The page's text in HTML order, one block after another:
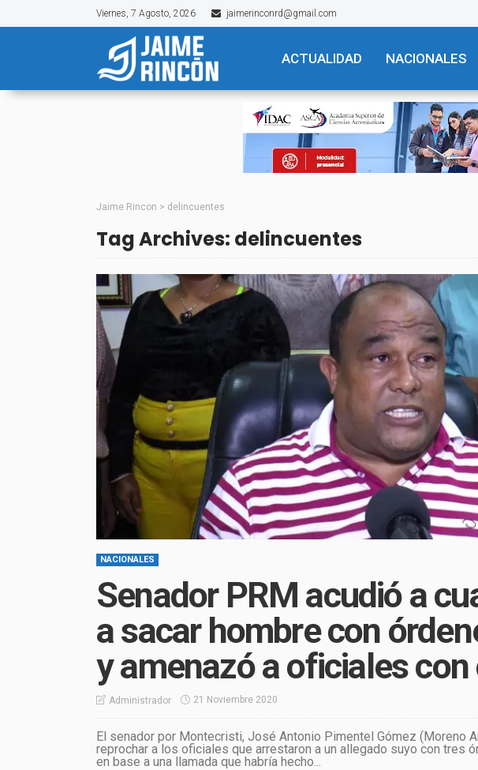
Viernes, 7 Agosto, 2026 jaimerinconrd@gmail.com
ACTUALIDAD NACIONALES
Jaime Rincon > delincuentes
Tag Archives: delincuentes
NACIONALES
Senador PRM acudió a
a sacar hombre con
y amenazó a oficiales
Administrador 21 Noviembre 2020
El senador por Montecristi, José Antonio Pimentel Gómez (Moreno
reprochar a los oficiales que arrestaron a un allegado suyo con tres
en base a una llamada que habría hecho...